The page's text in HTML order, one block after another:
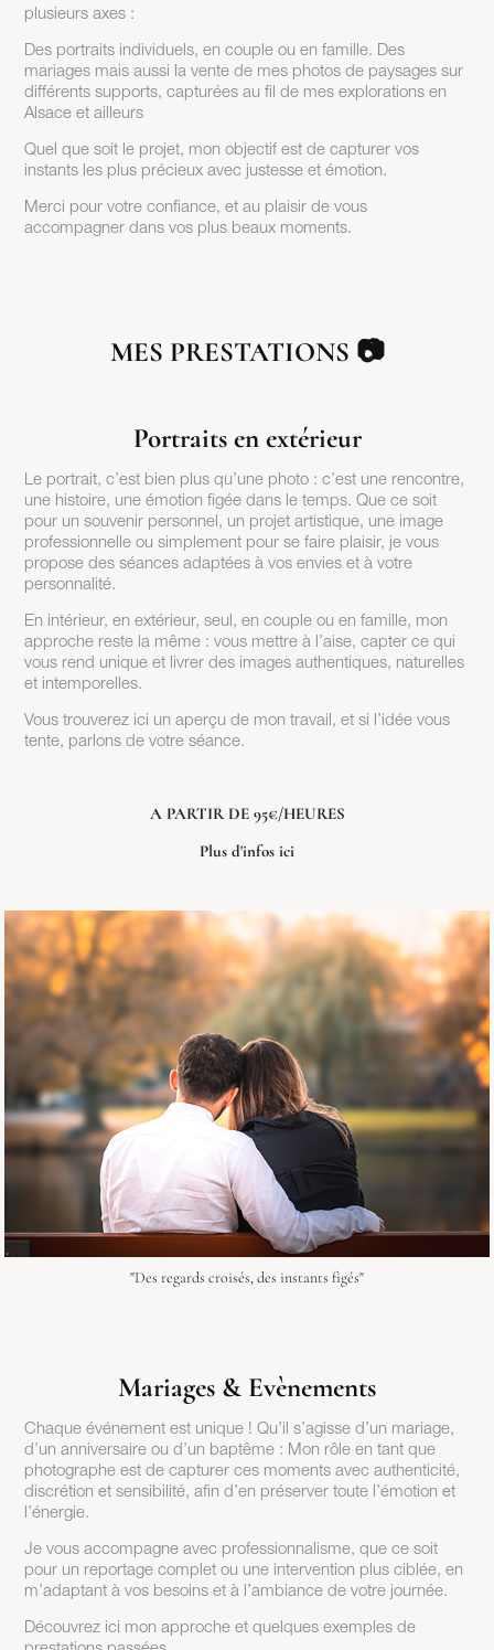
plusieurs axes :
Des portraits individuels, en couple ou en famille. Des
mariages mais aussi la vente de mes photos de paysages sur
différents supports, capturées au fil de mes explorations en
Alsace et ailleurs
Quel que soit le projet, mon objectif est de capturer vos
instants les plus précieux avec justesse et émotion.
Merci pour votre confiance, et au plaisir de vous
accompagner dans vos plus beaux moments.
MES PRESTATIONS 📷
Portraits en extérieur
Le portrait, c’est bien plus qu’une photo : c’est une rencontre,
une histoire, une émotion figée dans le temps. Que ce soit
pour un souvenir personnel, un projet artistique, une image
professionnelle ou simplement pour se faire plaisir, je vous
propose des séances adaptées à vos envies et à votre
personnalité.
En intérieur, en extérieur, seul, en couple ou en famille, mon
approche reste la même : vous mettre à l’aise, capter ce qui
vous rend unique et livrer des images authentiques, naturelles
et intemporelles.
Vous trouverez ici un aperçu de mon travail, et si l’idée vous
tente, parlons de votre séance.
A PARTIR DE 95€/HEURES
Plus d'infos ici
"Des regards croisés, des instants figés"
Mariages & Evènements
Chaque événement est unique ! Qu’il s’agisse d’un mariage,
d’un anniversaire ou d’un baptême : Mon rôle en tant que
photographe est de capturer ces moments avec authenticité,
discrétion et sensibilité, afin d’en préserver toute l’émotion et
l’énergie.
Je vous accompagne avec professionnalisme, que ce soit
pour un reportage complet ou une intervention plus ciblée, en
m’adaptant à vos besoins et à l’ambiance de votre journée.
Découvrez ici mon approche et quelques exemples de